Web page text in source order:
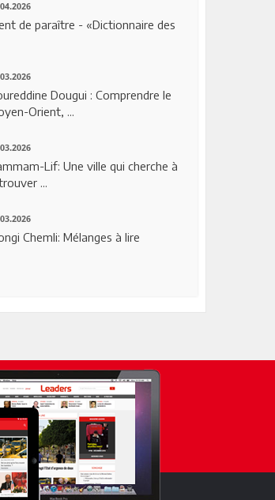
de paraître - «Dictionnaire des
Dougui : Comprendre le
Orient, ...
Lif: Une ville qui cherche à
...
Chemli: Mélanges à lire